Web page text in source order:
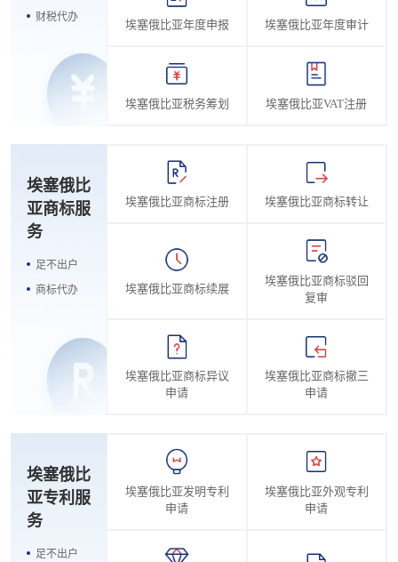
财税代办
埃塞俄比亚年度申报 埃塞俄比亚年度审计
埃塞俄比亚税务筹划 埃塞俄比亚VAT注册
埃塞俄比
亚商标服
务
足不出户
商标代办
埃塞俄比亚商标注册 埃塞俄比亚商标转让
埃塞俄比亚商标续展
埃塞俄比亚商标驳回
复审
埃塞俄比亚商标异议
申请
埃塞俄比亚商标撤三
申请
埃塞俄比
亚专利服
务
足不出户
埃塞俄比亚发明专利
申请
埃塞俄比亚外观专利
申请